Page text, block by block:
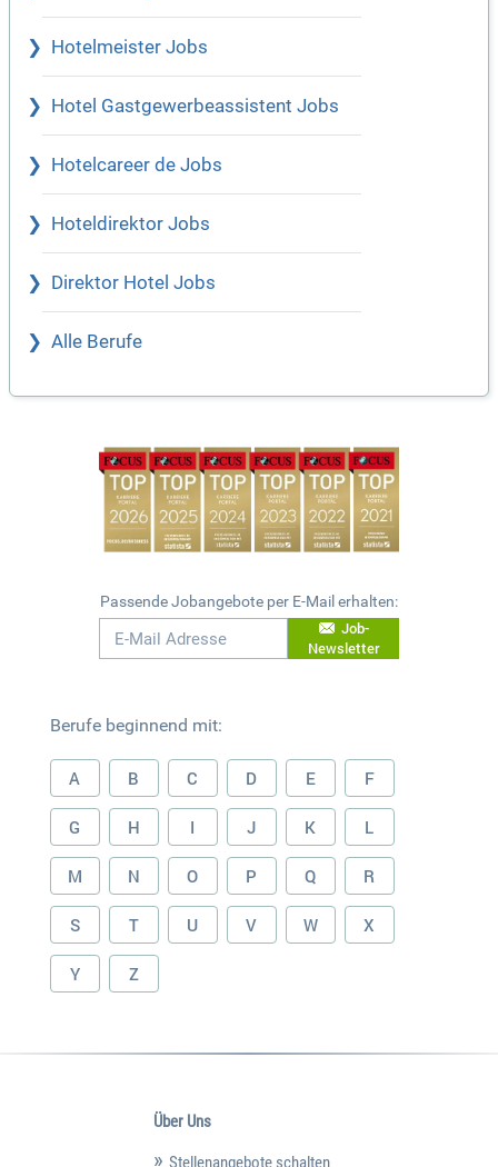
Hotelmeister Jobs
Hotel Gastgewerbeassistent Jobs
Hotelcareer de Jobs
Hoteldirektor Jobs
Direktor Hotel Jobs
Alle Berufe
Passende Jobangebote per E-Mail erhalten:
Job-
Newsletter
Berufe beginnend mit:
A B C D E F
G H I J K L
M N O P Q R
S T U V W X
Y Z
Über Uns
Stellenangebote schalten